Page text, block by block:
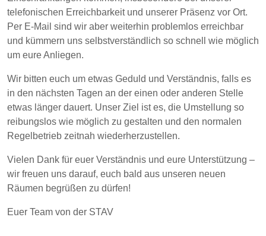
telefonischen Erreichbarkeit und unserer Präsenz vor Ort.
Per E-Mail sind wir aber weiterhin problemlos erreichbar
und kümmern uns selbstverständlich so schnell wie möglich
um eure Anliegen.
Wir bitten euch um etwas Geduld und Verständnis, falls es
in den nächsten Tagen an der einen oder anderen Stelle
etwas länger dauert. Unser Ziel ist es, die Umstellung so
reibungslos wie möglich zu gestalten und den normalen
Regelbetrieb zeitnah wiederherzustellen.
Vielen Dank für euer Verständnis und eure Unterstützung –
wir freuen uns darauf, euch bald aus unseren neuen
Räumen begrüßen zu dürfen!
Euer Team von der STAV